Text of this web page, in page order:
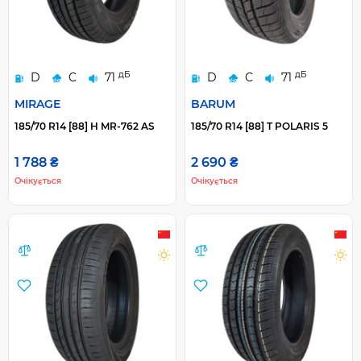
D C 71 дБ
MIRAGE
185/70 R14 [88] H MR-762 AS
1 788 ₴
Очікується
D C 71 дБ
BARUM
185/70 R14 [88] T POLARIS 5
2 690 ₴
Очікується